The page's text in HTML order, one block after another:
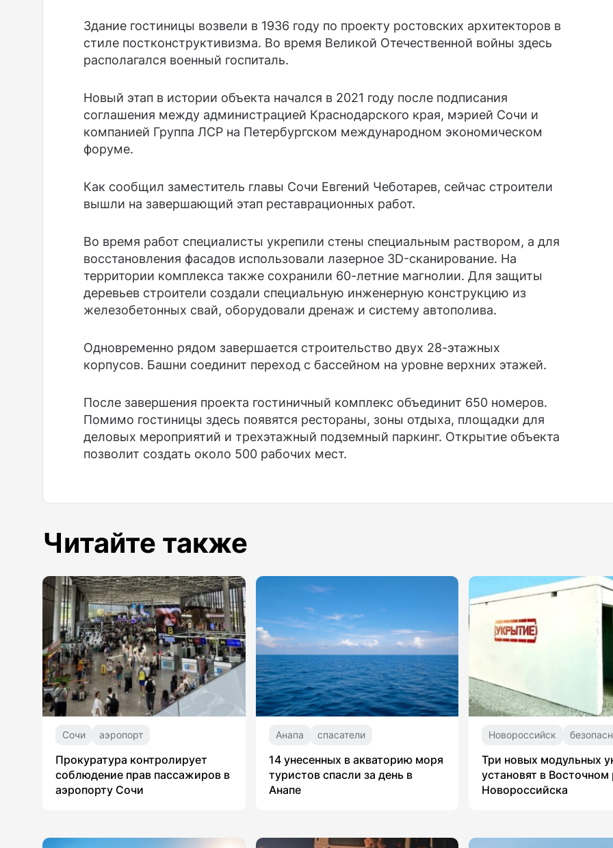
Здание гостиницы возвели в 1936 году по проекту ростовских архитекторов в
стиле постконструктивизма. Во время Великой Отечественной войны здесь
располагался военный госпиталь.
Новый этап в истории объекта начался в 2021 году после подписания
соглашения между администрацией Краснодарского края, мэрией Сочи и
компанией Группа ЛСР на Петербургском международном экономическом
форуме.
Как сообщил заместитель главы Сочи Евгений Чеботарев, сейчас строители
вышли на завершающий этап реставрационных работ.
Во время работ специалисты укрепили стены специальным раствором, а для
восстановления фасадов использовали лазерное 3D-сканирование. На
территории комплекса также сохранили 60-летние магнолии. Для защиты
деревьев строители создали специальную инженерную конструкцию из
железобетонных свай, оборудовали дренаж и систему автополива.
Одновременно рядом завершается строительство двух 28-этажных
корпусов. Башни соединит переход с бассейном на уровне верхних этажей.
После завершения проекта гостиничный комплекс объединит 650 номеров.
Помимо гостиницы здесь появятся рестораны, зоны отдыха, площадки для
деловых мероприятий и трехэтажный подземный паркинг. Открытие объекта
позволит создать около 500 рабочих мест.
Читайте также
Сочи аэропорт
Прокуратура контролирует
соблюдение прав пассажиров в
аэропорту Сочи
Анапа спасатели
14 унесенных в акваторию моря
туристов спасли за день в
Анапе
Новороссийск
Три новых модульных
установят в Восточном
Новороссийска